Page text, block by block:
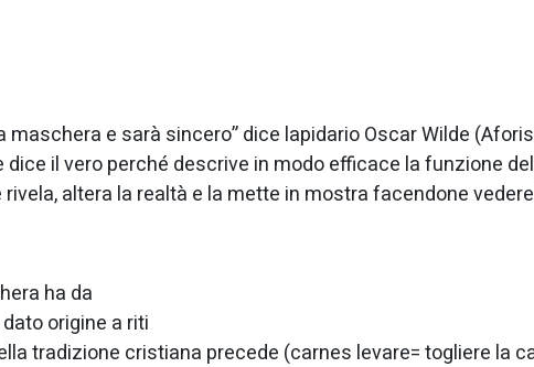
maschera e sarà sincero” dice lapidario Oscar Wilde
il vero perché descrive in modo efficace la funzione
altera la realtà e la mette in mostra facendone
ha da
origine a riti
tradizione cristiana precede (carnes levare= togliere la